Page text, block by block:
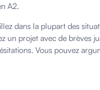
A2.
dans la plupart des
un projet avec de brèves
Vous pouvez